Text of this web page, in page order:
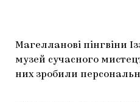
КНИЖКИ І
ЯК ПІДТРИМУВАТИ
Магелланові пінгвіни
музей сучасного
них зробили